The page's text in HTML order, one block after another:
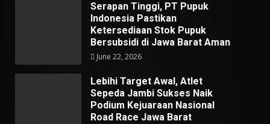
Serapan Tinggi, PT Pupuk
Indonesia Pastikan
Ketersediaan Stok Pupuk
Bersubsidi di Jawa Barat Aman
June 22, 2026
Lebihi Target Awal, Atlet
Sepeda Jambi Sukses Naik
Podium Kejuaraan Nasional
Road Race Jawa Barat